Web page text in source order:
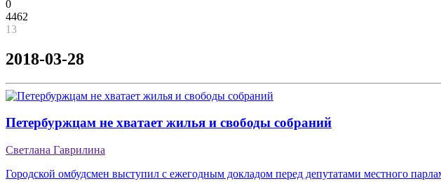
0
4462
13
2018-03-28
Петербуржцам не хватает жилья и свободы собраний
Светлана Гаврилина
Городской омбудсмен выступил с ежегодным докладом перед депутатами местного